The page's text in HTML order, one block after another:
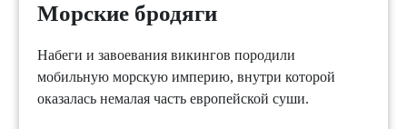
Морские бродяги
Набеги и завоевания викингов породили
мобильную морскую империю, внутри которой
оказалась немалая часть европейской суши.